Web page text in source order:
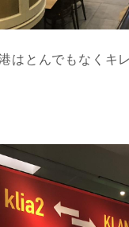
はとんでもなくキ